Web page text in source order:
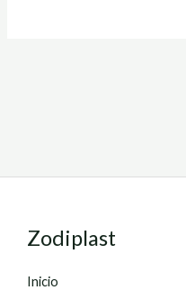
Zodiplast
Inicio